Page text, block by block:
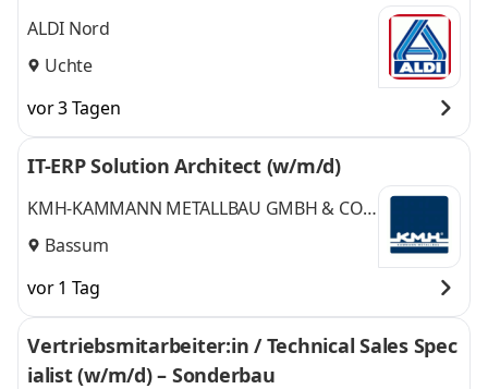
ALDI Nord
Uchte
vor 3 Tagen
IT-ERP Solution Architect (w/m/d)
KMH-KAMMANN METALLBAU GMBH & CO.
KGBassum
vor 1 Tag
Vertriebsmitarbeiter:in / Technical Sales Spec
ialist (w/m/d) – Sonderbau